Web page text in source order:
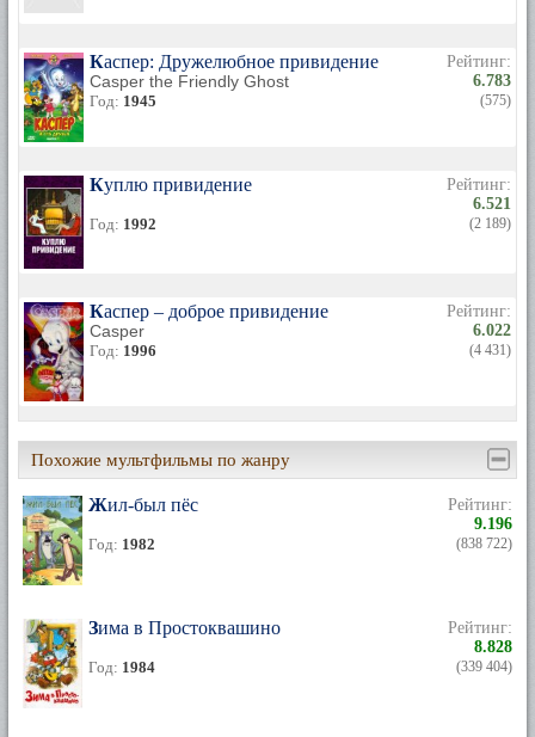
Каспер: Дружелюбное привидение
Casper the Friendly Ghost
Год: 1945
Рейтинг:
6.783
(575)
Куплю привидение
Год: 1992
Рейтинг:
6.521
(2 189)
Каспер – доброе привидение
Casper
Год: 1996
Рейтинг:
6.022
(4 431)
Похожие мультфильмы по жанру
Жил-был пёс
Год: 1982
Рейтинг:
9.196
(838 722)
Зима в Простоквашино
Год: 1984
Рейтинг:
8.828
(339 404)